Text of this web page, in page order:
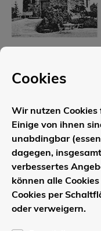
GmbH umfasst
Stahlbeton-
Auch mit
kommen.
Rufen Sie uns
Cookies
Wir nutzen
Einige von ihnen
unabdingbar
dagegen,
verbessertes
können alle
Cookies per
oder verweigern.